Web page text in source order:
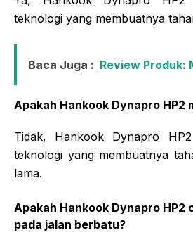
teknologi yang membuatnya
Baca Juga : Review Produk:
Apakah Hankook Dynapro HP2
Tidak, Hankook Dynapro
teknologi yang membuatnya
lama.
Apakah Hankook Dynapro HP2
pada jalan berbatu?